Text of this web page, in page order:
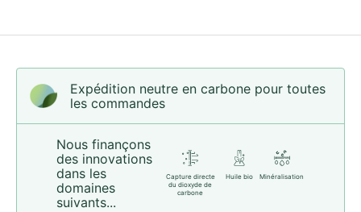
Expédition neutre en carbone pour toutes
les commandes
Nous finançons
des innovations
dans les
domaines
suivants...
Capture directe
du dioxyde de
carbone
Huile bio Minéralisation